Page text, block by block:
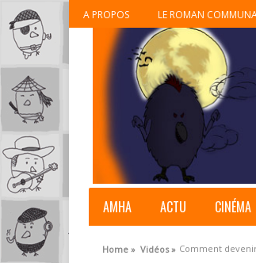
A PROPOS LE ROMAN
AMHA ACTU CINÉMA
Home » Vidéos » Comment